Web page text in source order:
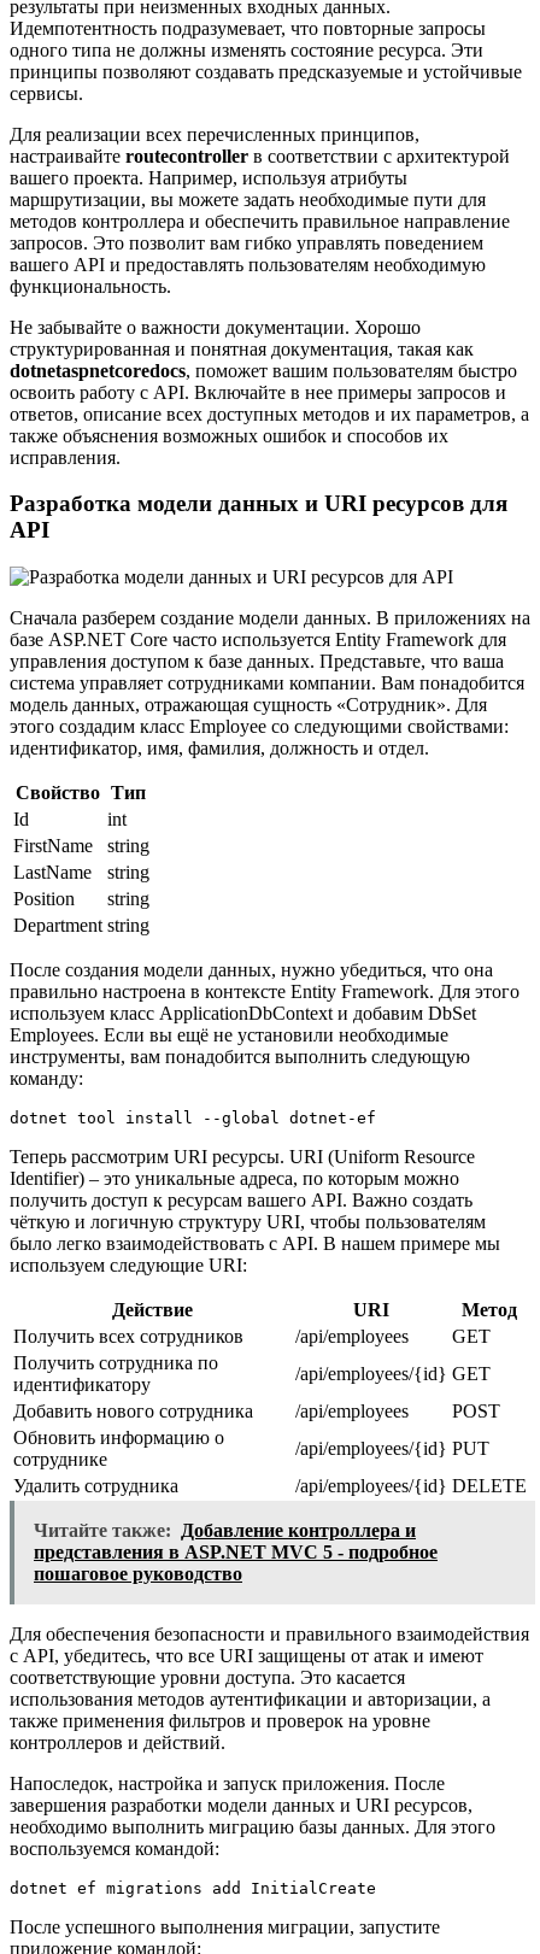
результаты при неизменных входных данных.
Идемпотентность подразумевает, что повторные запросы
одного типа не должны изменять состояние ресурса. Эти
принципы позволяют создавать предсказуемые и устойчивые
сервисы.
Для реализации всех перечисленных принципов,
настраивайте routecontroller в соответствии с архитектурой
вашего проекта. Например, используя атрибуты
маршрутизации, вы можете задать необходимые пути для
методов контроллера и обеспечить правильное направление
запросов. Это позволит вам гибко управлять поведением
вашего API и предоставлять пользователям необходимую
функциональность.
Не забывайте о важности документации. Хорошо
структурированная и понятная документация, такая как
dotnetaspnetcoredocs, поможет вашим пользователям быстро
освоить работу с API. Включайте в нее примеры запросов и
ответов, описание всех доступных методов и их параметров, а
также объяснения возможных ошибок и способов их
исправления.
Разработка модели данных и URI ресурсов для
API
Сначала разберем создание модели данных. В приложениях на
базе ASP.NET Core часто используется Entity Framework для
управления доступом к базе данных. Представьте, что ваша
система управляет сотрудниками компании. Вам понадобится
модель данных, отражающая сущность «Сотрудник». Для
этого создадим класс Employee со следующими свойствами:
идентификатор, имя, фамилия, должность и отдел.
Свойство Тип
Id
int
FirstName
string
LastName
string
Position
string
Department string
После создания модели данных, нужно убедиться, что она
правильно настроена в контексте Entity Framework. Для этого
используем класс ApplicationDbContext и добавим DbSet
Employees. Если вы ещё не установили необходимые
инструменты, вам понадобится выполнить следующую
команду:
dotnet tool install --global dotnet-ef
Теперь рассмотрим URI ресурсы. URI (Uniform Resource
Identifier) – это уникальные адреса, по которым можно
получить доступ к ресурсам вашего API. Важно создать
чёткую и логичную структуру URI, чтобы пользователям
было легко взаимодействовать с API. В нашем примере мы
используем следующие URI:
Действие URI
Метод
Получить всех сотрудников
/api/employees
GET
Получить сотрудника по
идентификатору
/api/employees/{id} GET
Добавить нового сотрудника
/api/employees
POST
Обновить информацию о
сотруднике
/api/employees/{id} PUT
Удалить сотрудника
/api/employees/{id} DELETE
Читайте также:
Добавление контроллера и
представления в ASP.NET MVC 5 - подробное
пошаговое руководство
Для обеспечения безопасности и правильного взаимодействия
с API, убедитесь, что все URI защищены от атак и имеют
соответствующие уровни доступа. Это касается
использования методов аутентификации и авторизации, а
также применения фильтров и проверок на уровне
контроллеров и действий.
Напоследок, настройка и запуск приложения. После
завершения разработки модели данных и URI ресурсов,
необходимо выполнить миграцию базы данных. Для этого
воспользуемся командой:
dotnet ef migrations add InitialCreate
После успешного выполнения миграции, запустите
приложение командой: